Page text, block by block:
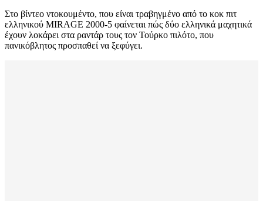
Στο βίντεο ντοκουμέντο, που είναι τραβηγμένο από το κοκ πιτ
ελληνικού MIRAGE 2000-5 φαίνεται πώς δύο ελληνικά μαχητικά
έχουν λοκάρει στα ραντάρ τους τον Τούρκο πιλότο, που
πανικόβλητος προσπαθεί να ξεφύγει.